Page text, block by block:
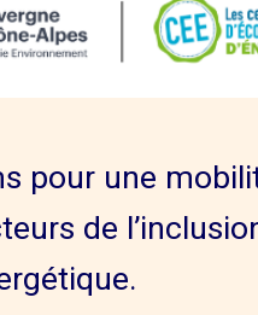
pour une
de